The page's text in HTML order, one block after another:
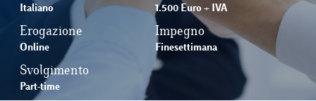
Operation & Students’ Experience
E-Learning
Italiano 1.500 Euro + IVA
Erogazione
Online
Impegno
Finesettimana
Svolgimento
Part-time